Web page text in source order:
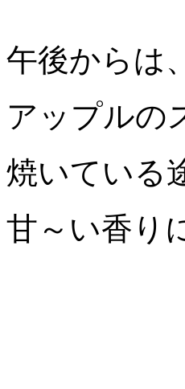
午後からは、
アップルの
焼いている
甘～い香り